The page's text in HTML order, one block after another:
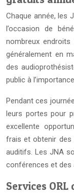
Chaque année, les
l’occasion de
nombreux
généralement en
des
public à
Pendant ces
leurs portes pour
excellente
frais et obtenir des
auditifs. Les JNA
conférences et des
Services